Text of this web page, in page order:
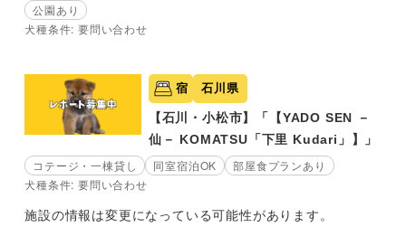
公園あり
犬種条件: 要問い合わせ
宿 石川県
【石川・小松市】「【YADO SEN －
仙－ KOMATSU「下里 Kudari」】」
コテージ・一棟貸し 同室宿泊OK
部屋食プランあり
犬種条件: 要問い合わせ
施設の情報は変更になっている可能性があります。